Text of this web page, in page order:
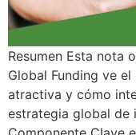
Resumen Esta nota
Global Funding ve
atractiva y cómo
estrategia global